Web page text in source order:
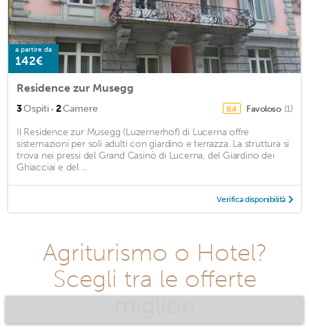
a partire da
142€
Residence zur Musegg
3Ospiti · 2Camere 8,4 Favoloso (1)
Il Residence zur Musegg (Luzernerhof) di Lucerna offre
sistemazioni per soli adulti con giardino e terrazza. La struttura si
trova nei pressi del Grand Casinò di Lucerna, del Giardino dei
Ghiacciai e del ...
Verifica disponibilità
Agriturismo o Hotel?
Scegli tra le offerte
migliori